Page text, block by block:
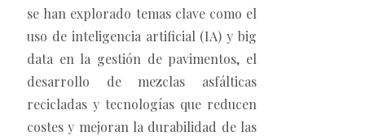
se han explorado temas clave como el
uso de inteligencia artificial (IA) y big
data en la gestión de pavimentos, el
desarrollo de mezclas asfálticas
recicladas y tecnologías que reducen
costes y mejoran la durabilidad de las